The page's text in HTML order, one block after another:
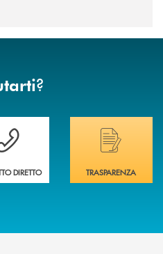
?
di assistenza immediata ?
DIRETTO
Hai bisogno di
TRASPARENZA